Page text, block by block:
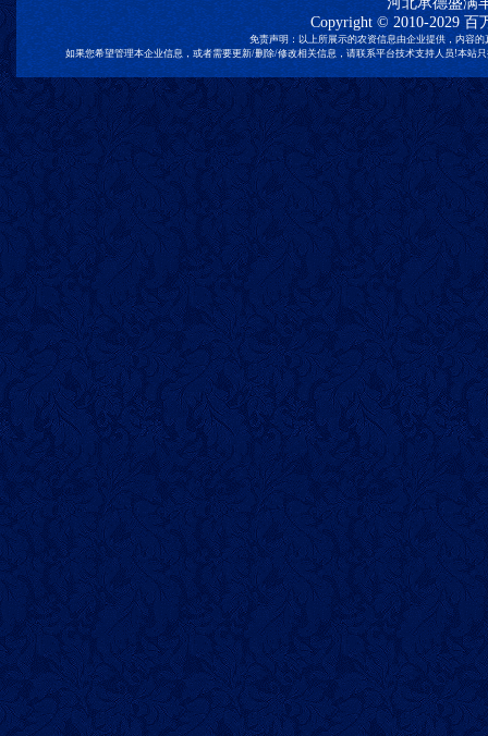
Copyright © 2010-2029百
免责声明：以上所展示的农资信息由企业提供，内容
如果您希望管理本企业信息，或者需要更新/删除/修改相关信息，请联系平台技术支持人员!本站